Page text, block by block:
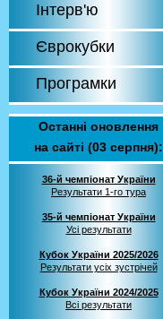
Інтерв'ю
Єврокубки
Програмки
Останні оновлення
на сайті (03 серпня):
36-й чемпіонат України
Результати 1-го тура
35-й чемпіонат України
Усі результати
Кубок України 2025/2026
Результати усіх зустрічей
Кубок України 2024/2025
Всі результати